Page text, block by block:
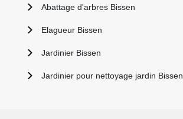
Abattage d'arbres Bissen
Elagueur Bissen
Jardinier Bissen
Jardinier pour nettoyage jardin Bissen